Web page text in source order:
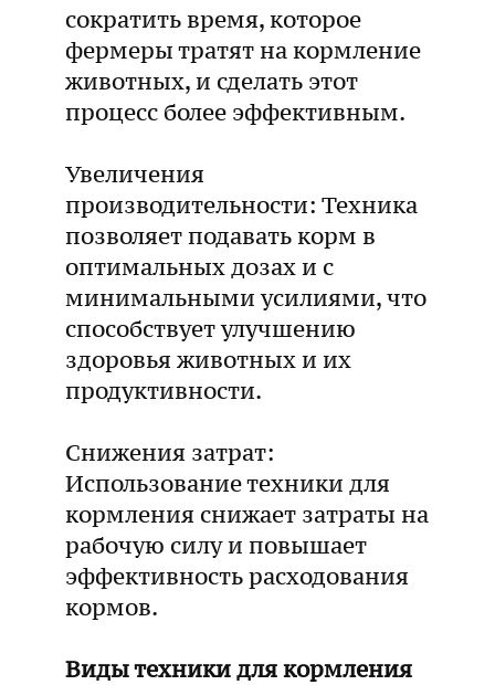
сократить время, которое
фермеры тратят на кормление
животных, и сделать этот
процесс более эффективным.
Увеличения
производительности: Техника
позволяет подавать корм в
оптимальных дозах и с
минимальными усилиями, что
способствует улучшению
здоровья животных и их
продуктивности.
Снижения затрат:
Использование техники для
кормления снижает затраты на
рабочую силу и повышает
эффективность расходования
кормов.
Виды техники для кормления